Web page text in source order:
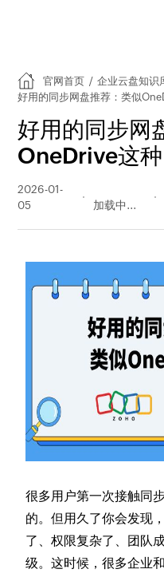
官网首页 / 企业云盘知识
好用的同步网盘推荐：类似
好用的同步网
OneDrive这种
2026-01-
05
量
很多用户第一次接触同
的。但用久了你会发现
了、权限复杂了、团队
级。这时候，很多企业